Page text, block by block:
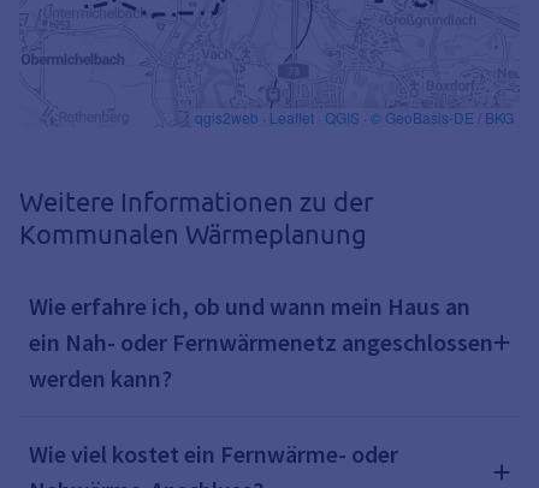
Weitere Informationen zu der
Kommunalen Wärmeplanung
Wie erfahre ich, ob und wann mein Haus an
ein Nah- oder Fernwärmenetz angeschlossen
werden kann?
Wie viel kostet ein Fernwärme- oder